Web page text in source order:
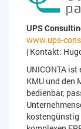
UPS
www.ups-
| Kontakt:
UNICONTA
KMU und den
bedienbar,
kostengünstig